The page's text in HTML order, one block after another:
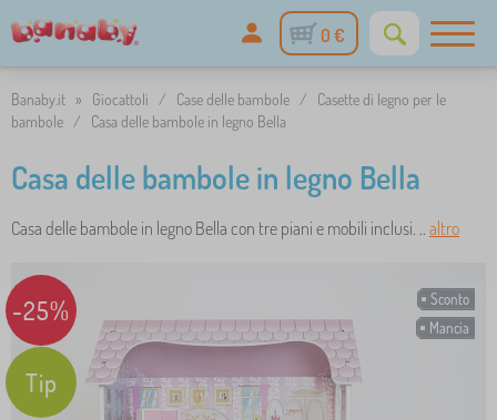
0 €
Banaby.it » Giocattoli / Case delle bambole /
Casette di legno per le
bambole / Casa delle bambole in legno Bella
Casa delle bambole in legno Bella
Casa delle bambole in legno Bella con tre piani e mobili inclusi. .. altro
Sconto
Mancia
-25%
Tip